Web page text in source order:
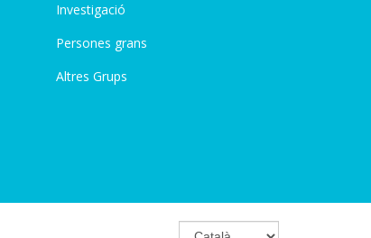
Investigació
Persones grans
Altres Grups